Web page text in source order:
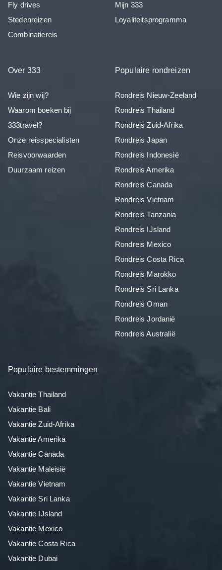
Fly drives
Stedenreizen
Combinatiereis
Mijn 333
Loyaliteitsprogramma
Over 333
Wie zijn wij?
Waarom boeken bij
333travel?
Onze reisspecialisten
Reisvoorwaarden
Duurzaam reizen
Populaire rondreizen
Rondreis Nieuw-Zeeland
Rondreis Thailand
Rondreis Zuid-Afrika
Rondreis Japan
Rondreis Indonesië
Rondreis Amerika
Rondreis Canada
Rondreis Vietnam
Rondreis Tanzania
Rondreis IJsland
Rondreis Mexico
Rondreis Costa Rica
Rondreis Marokko
Rondreis Sri Lanka
Rondreis Oman
Rondreis Jordanië
Rondreis Australië
Populaire bestemmingen
Vakantie Thailand
Vakantie Bali
Vakantie Zuid-Afrika
Vakantie Amerika
Vakantie Canada
Vakantie Maleisië
Vakantie Vietnam
Vakantie Sri Lanka
Vakantie IJsland
Vakantie Mexico
Vakantie Costa Rica
Vakantie Dubai